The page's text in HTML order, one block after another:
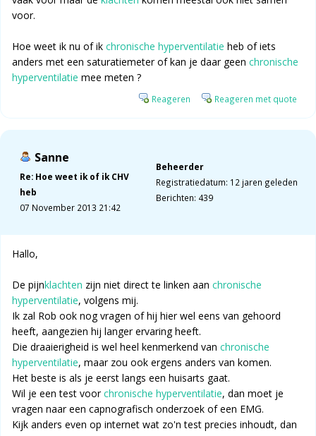
voor.
Hoe weet ik nu of ik chronische hyperventilatie heb of iets
anders met een saturatiemeter of kan je daar geen chronische
hyperventilatie mee meten ?
Reageren Reageren met quote
Sanne
Re: Hoe weet ik of ik CHV
heb
07 November 2013 21:42
Beheerder
Registratiedatum: 12 jaren geleden
Berichten: 439
Hallo,
De pijnklachten zijn niet direct te linken aan chronische
hyperventilatie, volgens mij.
Ik zal Rob ook nog vragen of hij hier wel eens van gehoord
heeft, aangezien hij langer ervaring heeft.
Die draaierigheid is wel heel kenmerkend van chronische
hyperventilatie, maar zou ook ergens anders van komen.
Het beste is als je eerst langs een huisarts gaat.
Wil je een test voorchronische hyperventilatie, dan moet je
vragen naar een capnografisch onderzoek of een EMG.
Kijk anders even op internet wat zo'n test precies inhoudt, dan